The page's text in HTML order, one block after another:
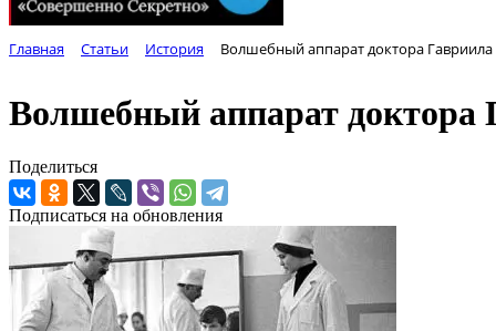
Главная Статьи История Волшебный аппарат доктора Гавриила
Волшебный аппарат доктора
Поделиться
Подписаться на обновления